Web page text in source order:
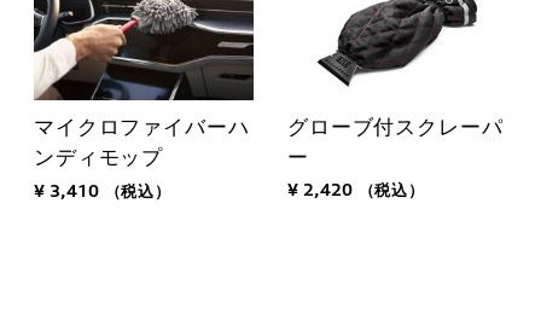
マイクロファイバーハ
ンディモップ
¥ 3,410 （税込）
グローブ付スクレーパ
ー
¥ 2,420 （税込）